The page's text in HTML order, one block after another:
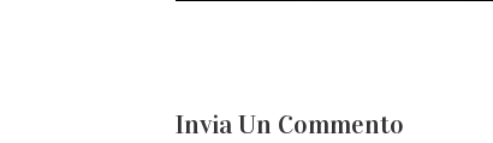
Invia Un Commento